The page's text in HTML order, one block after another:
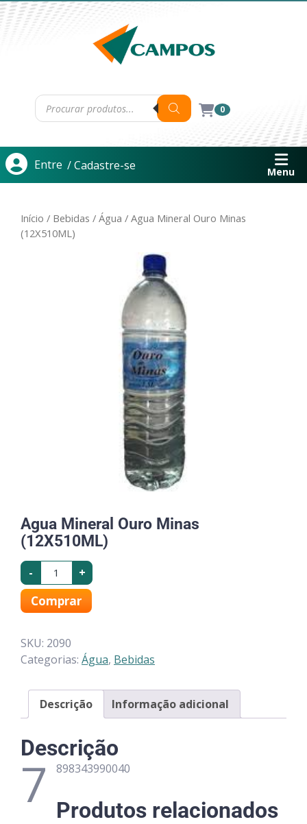
0
Entre / Cadastre-se Menu
Início / Bebidas / Água / Agua Mineral Ouro Minas
(12X510ML)
Agua Mineral Ouro Minas
(12X510ML)
- +
Comprar
SKU: 2090
Categorias: Água, Bebidas
Descrição Informação adicional
Descrição
7 898343990040
Produtos relacionados